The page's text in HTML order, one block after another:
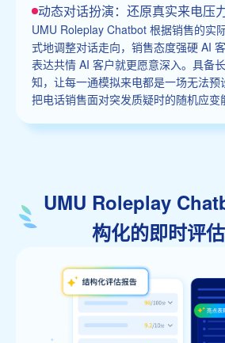
动态对话扮演：还原真实来电压
UMU Roleplay Chatbot 根据销售的实
式地调整对话走向，销售态度强硬 AI
表达共情 AI 客户就更愿意深入。具备
知，让每一通模拟来电都是一场无法预
把电话销售面对突发质疑时的随机应变
UMU Roleplay
构化的即时评